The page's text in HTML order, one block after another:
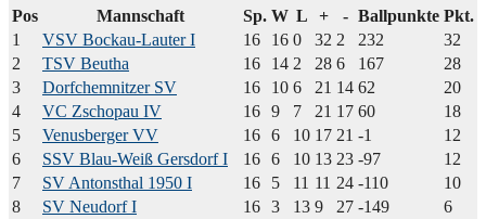
Pos
Mannschaft Sp. W L + - Ballpunkte Pkt.
1
VSV Bockau-Lauter I 16 16 0 32 2 232
32
2
TSV Beutha 16 14 2 28 6 167
28
3
Dorfchemnitzer SV 16 10 6 21 14 62
20
4
VC Zschopau IV 16 9 7 21 17 60
18
5
Venusberger VV 16 6 10 17 21 -1
12
6
SSV Blau-Weiß Gersdorf I 16 6 10 13 23 -97
12
7
SV Antonsthal 1950 I 16 5 11 11 24 -110
10
8
SV Neudorf I 16 3 13 9 27 -149
6